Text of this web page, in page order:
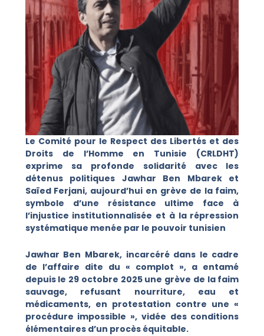
Le Comité pour le Respect des Libertés et des
Droits de l’Homme en Tunisie (CRLDHT)
exprime sa profonde solidarité avec les
détenus politiques Jawhar Ben Mbarek et
Saïed Ferjani, aujourd’hui en grève de la faim,
symbole d’une résistance ultime face à
l’injustice institutionnalisée et à la répression
systématique menée par le pouvoir tunisien
Jawhar Ben Mbarek, incarcéré dans le cadre
de l’affaire dite du « complot », a entamé
depuis le 29 octobre 2025 une grève de la faim
sauvage, refusant nourriture, eau et
médicaments, en protestation contre une «
procédure impossible », vidée des conditions
élémentaires d’un procès équitable.